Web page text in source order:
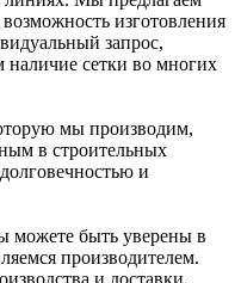
изготовления
запрос,
сетки во многих
мы производим,
в строительных
и
можете быть уверены в
производителем.
и доставки,